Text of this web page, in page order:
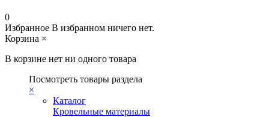
0
Избранное В избранном ничего нет.
Корзина ×
В корзине нет ни одного товара
Посмотреть товары раздела
×
Каталог
Кровельные материалы